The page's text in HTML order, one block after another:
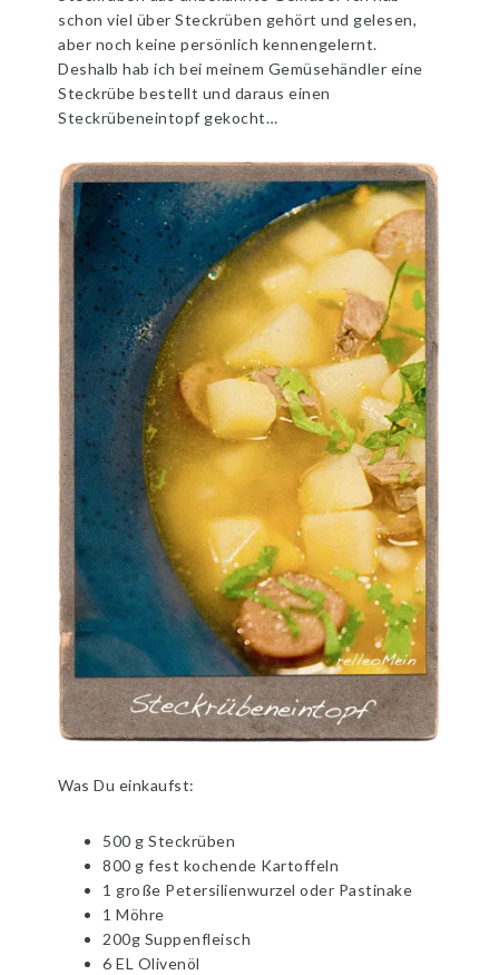
schon viel über Steckrüben gehört und gelesen,
aber noch keine persönlich kennengelernt.
Deshalb hab ich bei meinem Gemüsehändler eine
Steckrübe bestellt und daraus einen
Steckrübeneintopf gekocht…
Was Du einkaufst:
500 g Steckrüben
800 g fest kochende Kartoffeln
1 große Petersilienwurzel oder Pastinake
1 Möhre
200g Suppenfleisch
6 EL Olivenöl